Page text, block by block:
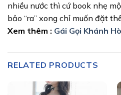
nhiều nước thì cứ book nhẹ
bảo “ra” xong chỉ muốn đặt
Xem thêm : Gái Gọi Khánh
RELATED PRODUCTS